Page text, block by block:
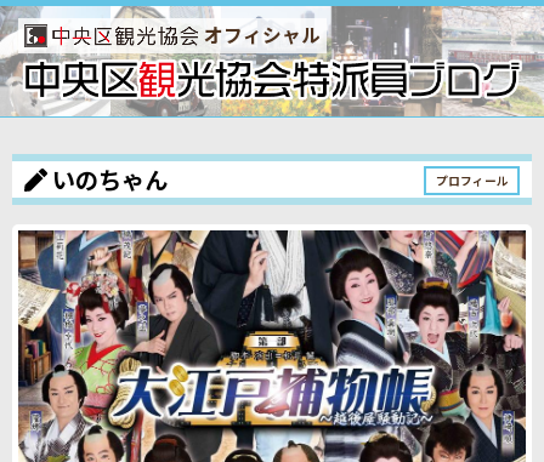
オフィシャル
いのちゃん プロフィール